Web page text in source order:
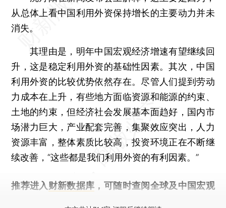
从总体上看中国利用外资保持增长的主要动力并未
消失。
其理由是，明年中国宏观经济增速有望继续回
升，这是稳定利用外资的基础性因素。其次，中国
利用外资的比较优势依然存在。尽管人们提到劳动
力成本在上升，有些地方面临资源和能源的约束、
土地的约束，但经济社会发展基本面趋好，国内市
场潜力巨大，产业配套完善，集聚效应突出，人力
资源丰富，整体素质比较高，投资环境正在不断继
续改善，“这些都是我们利用外资的有利因素。”
推荐进入 财新数据库 ，可随时查阅全球及中国宏观